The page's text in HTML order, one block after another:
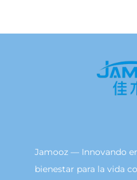
Jamooz — Innovando
bienestar para la vida